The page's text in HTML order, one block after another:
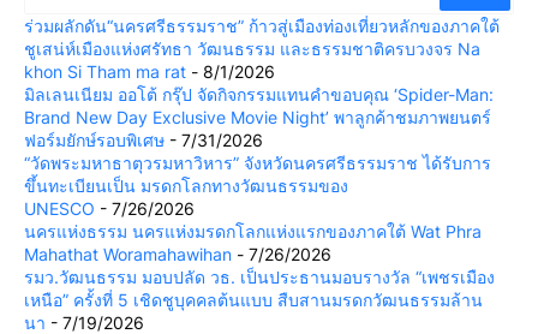
ร่วมผลักดัน“นครศรีธรรมราช” ก้าวสู่เมืองท่องเที่ยวหลักของภาคใต้
ชูเสน่ห์เมืองแห่งศรัทธา วัฒนธรรม และธรรมชาติครบวงจร Na
khon Si Tham ma rat - 8/1/2026
มิลเลนเนียม ออโต้ กรุ๊ป จัดกิจกรรมแทนคำขอบคุณ ‘Spider-Man:
Brand New Day Exclusive Movie Night’ พาลูกค้าชมภาพยนตร์
ฟอร์มยักษ์รอบพิเศษ - 7/31/2026
“วัดพระมหาธาตุวรมหาวิหาร” จังหวัดนครศรีธรรมราช ได้รับการ
ขึ้นทะเบียนเป็น มรดกโลกทางวัฒนธรรมของ
UNESCO - 7/26/2026
นครแห่งธรรม นครแห่งมรดกโลกแห่งแรกของภาคใต้ Wat Phra
Mahathat Woramahawihan - 7/26/2026
รมว.วัฒนธรรม มอบปลัด วธ. เป็นประธานมอบรางวัล “เพชรเมือง
เหนือ” ครั้งที่ 5 เชิดชูบุคคลต้นแบบ สืบสานมรดกวัฒนธรรมล้าน
นา - 7/19/2026